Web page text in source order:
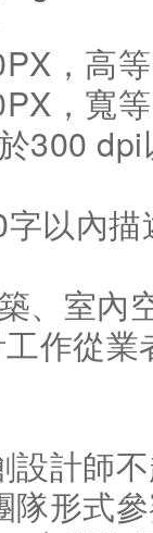
，高
，寬
300
以內描
、室內
作從
設計師
形式